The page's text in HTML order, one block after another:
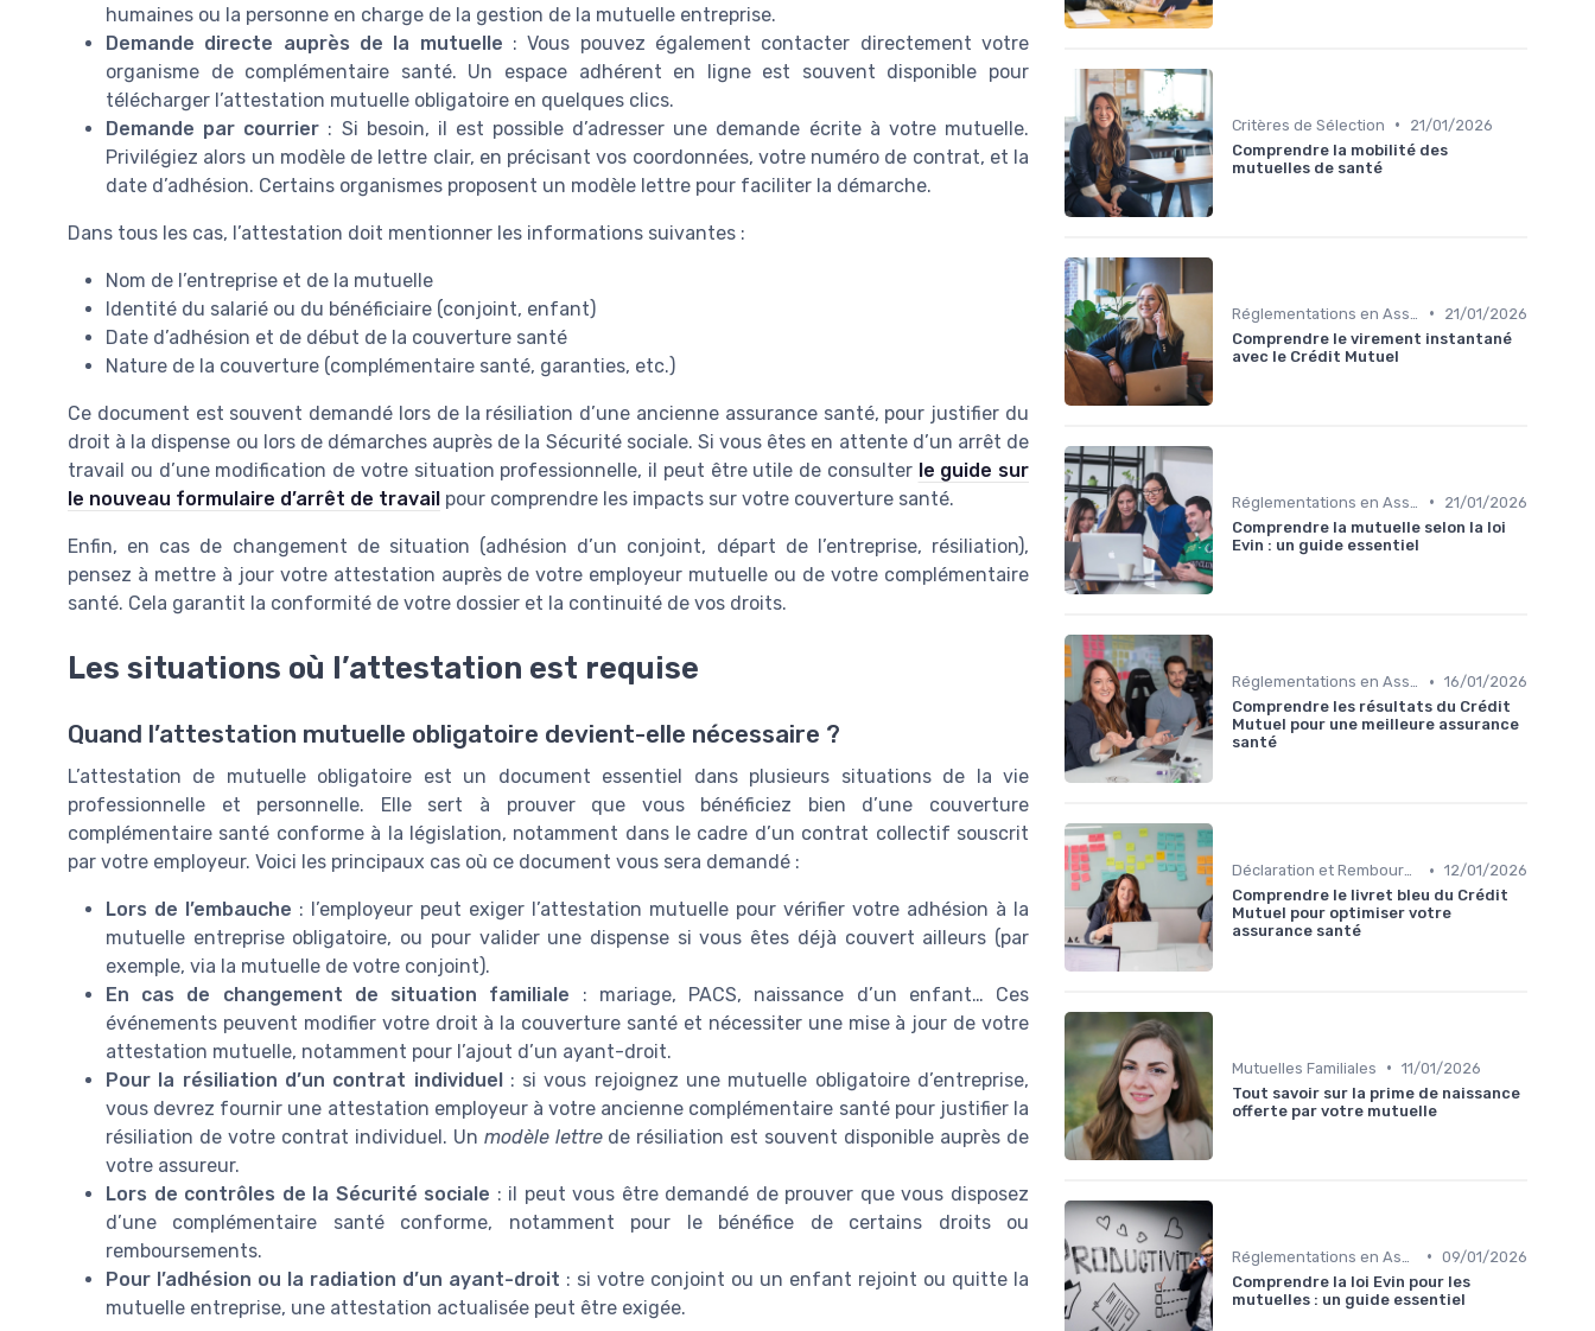
humaines ou la personne en charge de la gestion de la mutuelle entreprise.
Demande directe auprès de la mutuelle : Vous pouvez également contacter directement votre
organisme de complémentaire santé. Un espace adhérent en ligne est souvent disponible pour
télécharger l’attestation mutuelle obligatoire en quelques clics.
Demande par courrier : Si besoin, il est possible d’adresser une demande écrite à votre mutuelle.
Privilégiez alors un modèle de lettre clair, en précisant vos coordonnées, votre numéro de contrat, et la
date d’adhésion. Certains organismes proposent un modèle lettre pour faciliter la démarche.
Dans tous les cas, l’attestation doit mentionner les informations suivantes :
Nom de l’entreprise et de la mutuelle
Identité du salarié ou du bénéficiaire (conjoint, enfant)
Date d’adhésion et de début de la couverture santé
Nature de la couverture (complémentaire santé, garanties, etc.)
Ce document est souvent demandé lors de la résiliation d’une ancienne assurance santé, pour justifier du
droit à la dispense ou lors de démarches auprès de la Sécurité sociale. Si vous êtes en attente d’un arrêt de
travail ou d’une modification de votre situation professionnelle, il peut être utile de consulter le guide sur
le nouveau formulaire d’arrêt de travail pour comprendre les impacts sur votre couverture santé.
Enfin, en cas de changement de situation (adhésion d’un conjoint, départ de l’entreprise, résiliation),
pensez à mettre à jour votre attestation auprès de votre employeur mutuelle ou de votre complémentaire
santé. Cela garantit la conformité de votre dossier et la continuité de vos droits.
Les situations où l’attestation est requise
Quand l’attestation mutuelle obligatoire devient-elle nécessaire ?
L’attestation de mutuelle obligatoire est un document essentiel dans plusieurs situations de la vie
professionnelle et personnelle. Elle sert à prouver que vous bénéficiez bien d’une couverture
complémentaire santé conforme à la législation, notamment dans le cadre d’un contrat collectif souscrit
par votre employeur. Voici les principaux cas où ce document vous sera demandé :
Lors de l’embauche : l’employeur peut exiger l’attestation mutuelle pour vérifier votre adhésion à la
mutuelle entreprise obligatoire, ou pour valider une dispense si vous êtes déjà couvert ailleurs (par
exemple, via la mutuelle de votre conjoint).
En cas de changement de situation familiale : mariage, PACS, naissance d’un enfant… Ces
événements peuvent modifier votre droit à la couverture santé et nécessiter une mise à jour de votre
attestation mutuelle, notamment pour l’ajout d’un ayant-droit.
Pour la résiliation d’un contrat individuel: si vous rejoignez une mutuelle obligatoire d’entreprise,
vous devrez fournir une attestation employeur à votre ancienne complémentaire santé pour justifier la
résiliation de votre contrat individuel. Un modèle lettrede résiliation est souvent disponible auprès de
votre assureur.
Lors de contrôles de la Sécurité sociale : il peut vous être demandé de prouver que vous disposez
d’une complémentaire santé conforme, notamment pour le bénéfice de certains droits ou
remboursements.
Pour l’adhésion ou la radiation d’un ayant-droit : si votre conjoint ou un enfant rejoint ou quitte la
mutuelle entreprise, une attestation actualisée peut être exigée.
Critères de Sélection •
21/01/2026
Comprendre la mobilité des
mutuelles de santé
•
21/01/2026
Comprendre le virement instantané
avec le Crédit Mutuel
•
21/01/2026
Comprendre la mutuelle selon la loi
Evin : un guide essentiel
Réglementations en Assurance Santé • 16/01/2026
Comprendre les résultats du Crédit
Mutuel pour une meilleure assurance
santé
Déclaration et Remboursement • 12/01/2026
Comprendre le livret bleu du Crédit
Mutuel pour optimiser votre
assurance santé
Mutuelles Familiales • 11/01/2026
Tout savoir sur la prime de naissance
offerte par votre mutuelle
• 09/01/2026
Comprendre la loi Evin pour les
mutuelles : un guide essentiel